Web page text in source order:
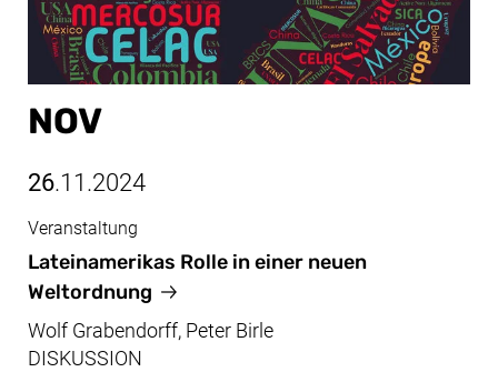
NOV
26.11.2024
Nov, 26.11.2024
Lateinamerikas Rolle in einer neuen
Weltordnung
Veranstaltung
Wolf Grabendorff, Peter Birle
DISKUSSION